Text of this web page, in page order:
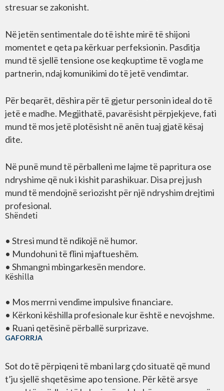
stresuar se zakonisht.
Në jetën sentimentale do të ishte mirë të shijoni
momentet e qeta pa kërkuar perfeksionin. Pasditja
mund të sjellë tensione ose keqkuptime të vogla me
partnerin, ndaj komunikimi do të jetë vendimtar.
Për beqarët, dëshira për të gjetur personin ideal do të
jetë e madhe. Megjithatë, pavarësisht përpjekjeve, fati
mund të mos jetë plotësisht në anën tuaj gjatë kësaj
dite.
Në punë mund të përballeni me lajme të papritura ose
ndryshime që nuk i kishit parashikuar. Disa prej jush
mund të mendojnë seriozisht për një ndryshim drejtimi
profesional.
Shëndeti
• Stresi mund të ndikojë në humor.
• Mundohuni të flini mjaftueshëm.
• Shmangni mbingarkesën mendore.
Këshilla
• Mos merrni vendime impulsive financiare.
• Kërkoni këshilla profesionale kur është e nevojshme.
• Ruani qetësinë përballë surprizave.
GAFORRJA
Sot do të përpiqeni të mbani larg çdo situatë që mund
t’ju sjellë shqetësime apo tensione. Për këtë arsye